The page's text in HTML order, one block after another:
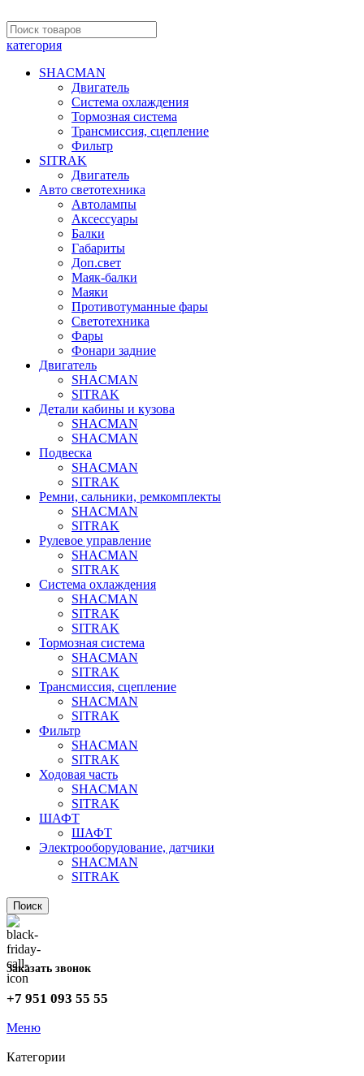
категория
SHACMAN
Двигатель
Система охлаждения
Тормозная система
Трансмиссия, сцепление
Фильтр
SITRAK
Двигатель
Авто светотехника
Автолампы
Аксессуары
Балки
Габариты
Доп.свет
Маяк-балки
Маяки
Противотуманные фары
Светотехника
Фары
Фонари задние
Двигатель
SHACMAN
SITRAK
Детали кабины и кузова
SHACMAN
SHACMAN
Подвеска
SHACMAN
SITRAK
Ремни, сальники, ремкомплекты
SHACMAN
SITRAK
Рулевое управление
SHACMAN
SITRAK
Система охлаждения
SHACMAN
SITRAK
SITRAK
Тормозная система
SHACMAN
SITRAK
Трансмиссия, сцепление
SHACMAN
SITRAK
Фильтр
SHACMAN
SITRAK
Ходовая часть
SHACMAN
SITRAK
ШАФТ
ШАФТ
Электрооборудование, датчики
SHACMAN
SITRAK
Поиск
Заказать звонок
+7 951 093 55 55
Меню
Категории